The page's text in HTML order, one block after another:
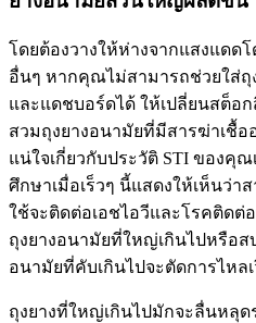
โดยต้องวางให้ห่างจากแสงแดด
อื่นๆ หากคุณไม่สามารถช่วยใส่ถุ
และแดชบอร์ดได้ ให้เปลี่ยนสต็
สวมถุงยางอนามัยที่มีสารฆ่าเชื้อ
แน่ใจเกี่ยวกับประวัติ STI ของคุ
ศึกษาเมื่อเร็วๆ นี้แสดงให้เห็นว่
ใช้จะติดต่อเอชไอวีและโรคติดต่
ถุงยางอนามัยที่ใหญ่เกินไปหรือส
อนามัยที่คับเกินไปจะตัดการไหล
ถุงยางที่ใหญ่เกินไปมักจะลื่นหลุ